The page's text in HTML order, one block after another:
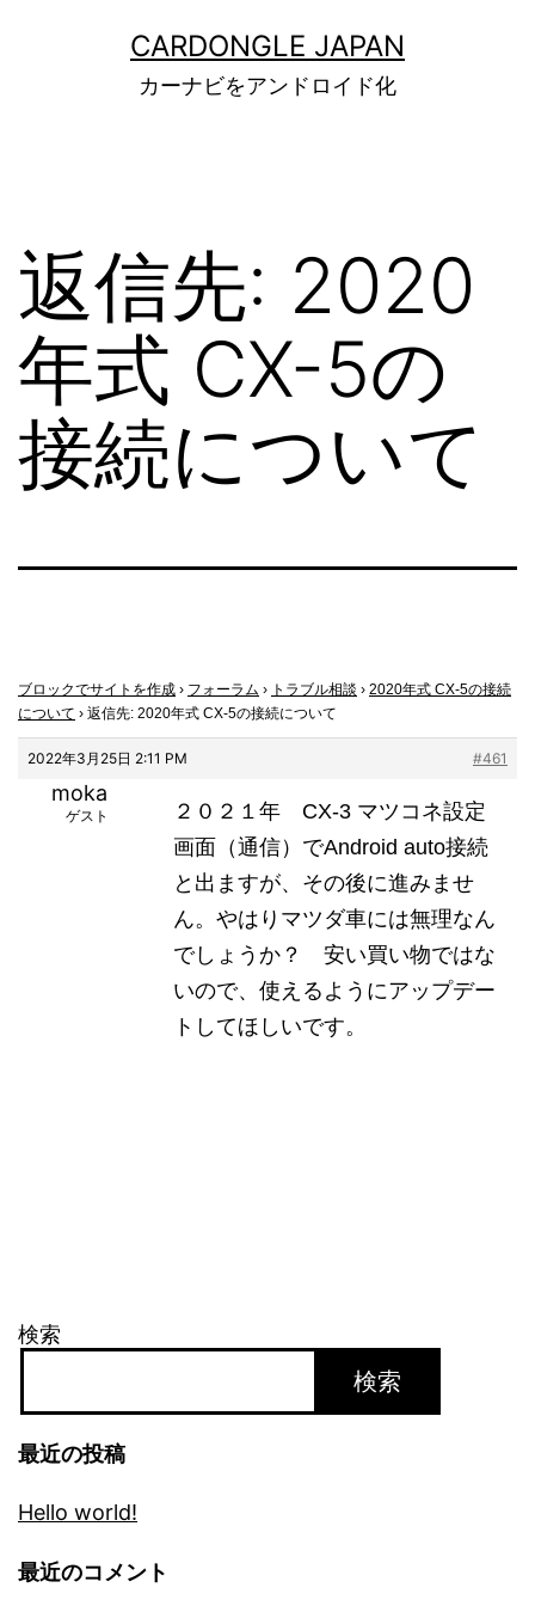
CARDONGLE JAPAN
カーナビをアンドロイド化
返信先: 2020
年式 CX-5の
接続について
ブロックでサイトを作成 › フォーラム › トラブル相談 › 2020年式 CX-5の接続
について › 返信先: 2020年式 CX-5の接続について
2022年3月25日 2:11 PM #461
moka
ゲスト
２０２１年 CX-3 マツコネ設定
画面（通信）でAndroid auto接続
と出ますが、その後に進みませ
ん。やはりマツダ車には無理なん
でしょうか？ 安い買い物ではな
いので、使えるようにアップデー
トしてほしいです。
検索
検索
最近の投稿
Hello world!
最近のコメント